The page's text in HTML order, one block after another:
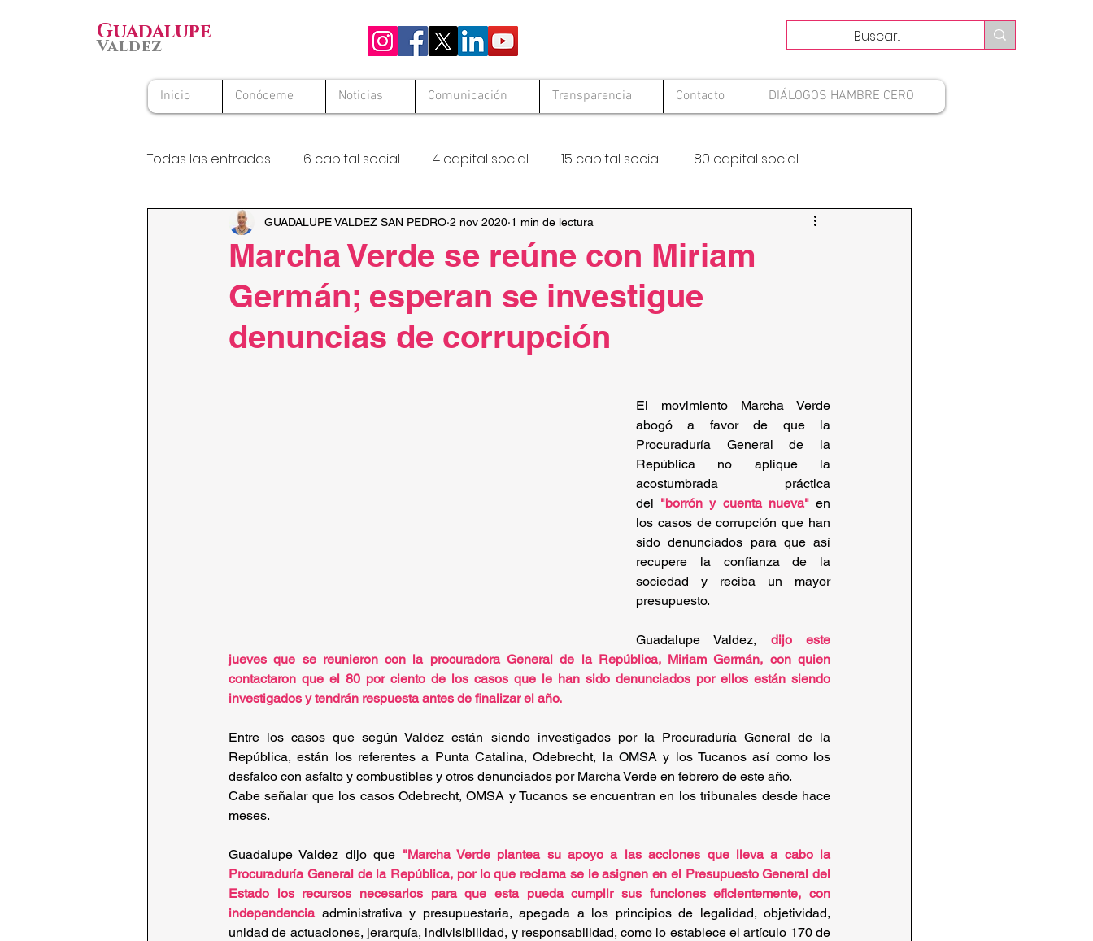
Guadalupe
Valdez
Inicio Conóceme Noticias Comunicación Transparencia Contacto DIÁLOGOS HAMBRE CERO
Todas las entradas 6 capital social 4 capital social 15 capital social 80 capital social
Premio Nacional al Voluntario Solid Hambre Cero FAO
Marcha Verde se reúne con Miriam
Germán; esperan se investigue
denuncias de corrupción
GUADALUPE VALDEZ SAN PEDRO 2 nov 2020 1 min de lectura
El movimiento Marcha Verde
abogó a favor de que la
Procuraduría General de la
República no aplique la
acostumbrada práctica
del "borrón y cuenta nueva" en
los casos de corrupción que han
sido denunciados para que así
recupere la confianza de la
sociedad y reciba un mayor
presupuesto.
Guadalupe Valdez,
dijo este
jueves que se reunieron con la procuradora General de la República, Miriam Germán, con quien
contactaron que el 80 por ciento de los casos que le han sido denunciados por ellos están siendo
investigados y tendrán respuesta antes de finalizar el año.
Entre los casos que según Valdez están siendo investigados por la Procuraduría General de la
República, están los referentes a Punta Catalina, Odebrecht, la OMSA y los Tucanos así como los
desfalco con asfalto y combustibles y otros denunciados por Marcha Verde en febrero de este año.
Cabe señalar que los casos Odebrecht, OMSA y Tucanos se encuentran en los tribunales desde hace
meses.
Guadalupe Valdez dijo que "Marcha Verde plantea su apoyo a las acciones que lleva a cabo la
Procuraduría General de la República, por lo que reclama se le asignen en el Presupuesto General del
Estado los recursos necesarios para que esta pueda cumplir sus funciones eficientemente, con
independencia administrativa y presupuestaria, apegada a los principios de legalidad, objetividad,
unidad de actuaciones, jerarquía, indivisibilidad, y responsabilidad, como lo establece el artículo 170 de